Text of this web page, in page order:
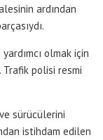
ardından
olmak için
polisi resmi
sürücülerini
istihdam edilen